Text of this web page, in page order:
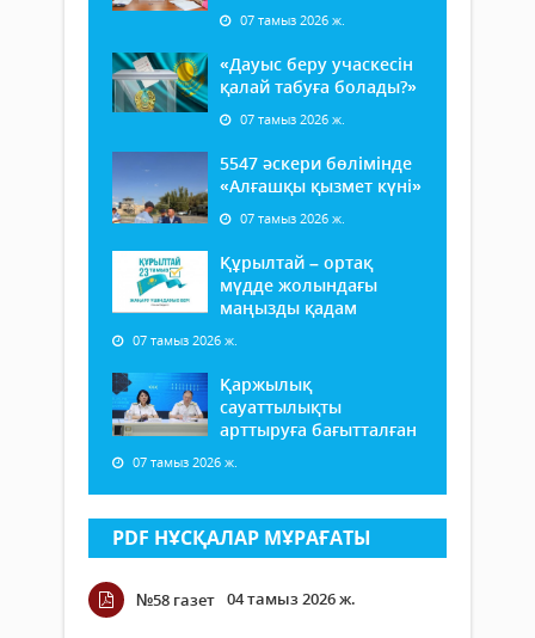
07 тамыз 2026 ж.
«Дауыс беру учаскесін
қалай табуға болады?»
07 тамыз 2026 ж.
5547 әскери бөлімінде
«Алғашқы қызмет күні»
07 тамыз 2026 ж.
Құрылтай – ортақ
мүдде жолындағы
маңызды қадам
07 тамыз 2026 ж.
Қаржылық
сауаттылықты
арттыруға бағытталған
07 тамыз 2026 ж.
PDF НҰСҚАЛАР МҰРАҒАТЫ
№58 газет 04 тамыз 2026 ж.